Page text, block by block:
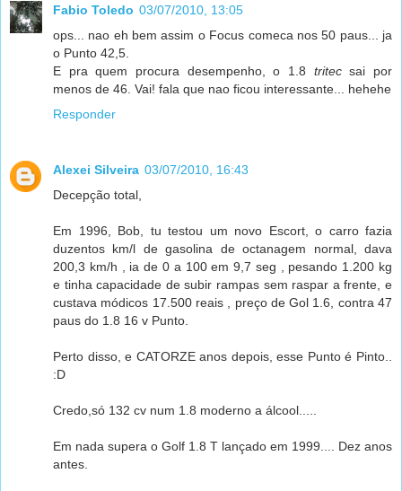
Fabio Toledo 03/07/2010, 13:05
ops... nao eh bem assim o Focus comeca nos 50 paus... ja
o Punto 42,5.
E pra quem procura desempenho, o 1.8 tritecsai por
menos de 46. Vai! fala que nao ficou interessante... hehehe
Responder
Alexei Silveira 03/07/2010, 16:43
Decepção total,
Em 1996, Bob, tu testou um novo Escort, o carro fazia
duzentos km/l de gasolina de octanagem normal, dava
200,3 km/h , ia de 0 a 100 em 9,7 seg , pesando 1.200 kg
e tinha capacidade de subir rampas sem raspar a frente, e
custava módicos 17.500 reais , preço de Gol 1.6, contra 47
paus do 1.8 16 v Punto.
Perto disso, e CATORZE anos depois, esse Punto é Pinto..
:D
Credo,só 132 cv num 1.8 moderno a álcool.....
Em nada supera o Golf 1.8 T lançado em 1999.... Dez anos
antes.